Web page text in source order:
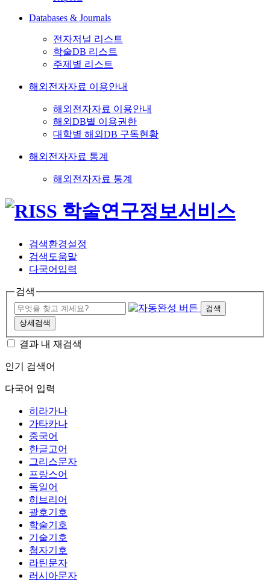
Databases & Journals
전자저널 리스트
학술DB 리스트
주제별 리스트
해외전자자료 이용안내
해외전자자료 이용안내
해외DB별 이용권한
대학별 해외DB 구독현황
해외전자자료 통계
해외전자자료 통계
검색환경설정
검색도움말
다국어입력
검색
검색
상세검색
결과 내 재검색
인기 검색어
다국어 입력
히라가나
가타카나
중국어
한글고어
그리스문자
프랑스어
독일어
히브리어
괄호기호
학술기호
기술기호
첨자기호
라틴문자
러시아문자